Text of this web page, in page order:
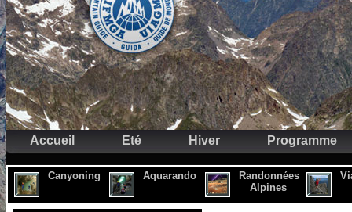
Accueil Eté Hiver Programme
Canyoning Aquarando
Randonnées
Alpines